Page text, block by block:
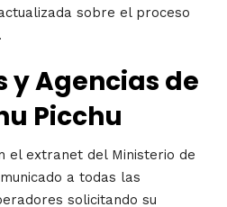
sobre el proceso
y Agencias de
Picchu
el extranet del Ministerio de
a todas las
solicitando su